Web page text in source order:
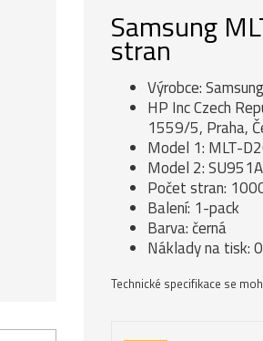
Samsung
stran
Výrobce: Samsung
HP Inc Czech
1559/5, Praha,
Model 1: MLT-
Model 2: SU951A
Počet stran:
Balení: 1-pack
Barva: černá
Náklady na tisk:
Technické specifikace se